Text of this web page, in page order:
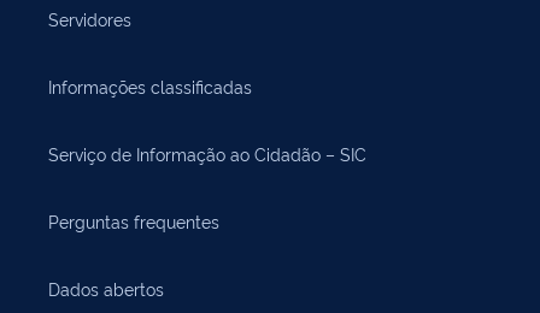
Servidores
Informações classificadas
Serviço de Informação ao Cidadão – SIC
Perguntas frequentes
Dados abertos